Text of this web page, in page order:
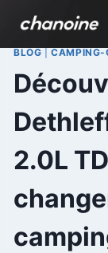
contenu
BLOG |CAMPING-
2.0L